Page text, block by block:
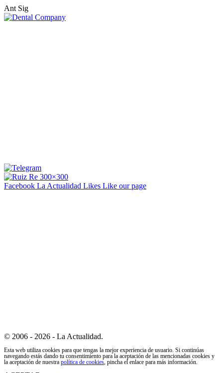
Ant Sig
Facebook La Actualidad Likes Like our page
© 2006 - 2026 - La Actualidad.
Esta web utiliza cookies para que tengas la mejor experiencia de usuario. Si continúas
navegando estás dando tu consentimiento para la aceptación de las mencionadas cookies y
la aceptación de nuestra política de cookies, pincha el enlace para más información.